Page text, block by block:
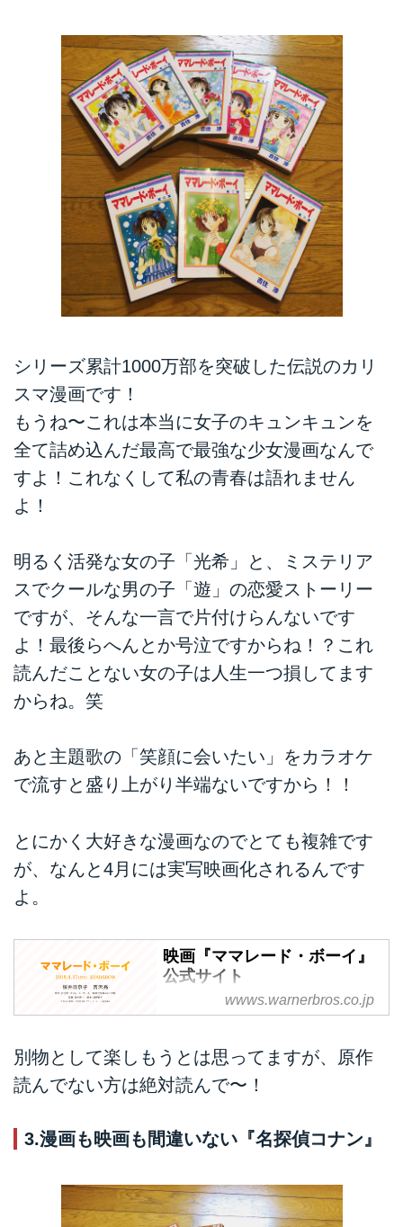
シリーズ累計1000万部を突破した伝説のカリ
スマ漫画です！
もうね〜これは本当に女子のキュンキュンを
全て詰め込んだ最高で最強な少女漫画なんで
すよ！これなくして私の青春は語れません
よ！
明るく活発な女の子「光希」と、ミステリア
スでクールな男の子「遊」の恋愛ストーリー
ですが、そんな一言で片付けらんないです
よ！最後らへんとか号泣ですからね！？これ
読んだことない女の子は人生一つ損してます
からね。笑
あと主題歌の「笑顔に会いたい」をカラオケ
で流すと盛り上がり半端ないですから！！
とにかく大好きな漫画なのでとても複雑です
が、なんと4月には実写映画化されるんです
よ。
映画『ママレード・ボーイ』
公式サイト
シリーズ累計1,000万部のカリス
化！2018.4.27(FRI) ロードショー
wwws.warnerbros.co.jp
別物として楽しもうとは思ってますが、原作
読んでない方は絶対読んで〜！
3.漫画も映画も間違いない『名探偵コナン』